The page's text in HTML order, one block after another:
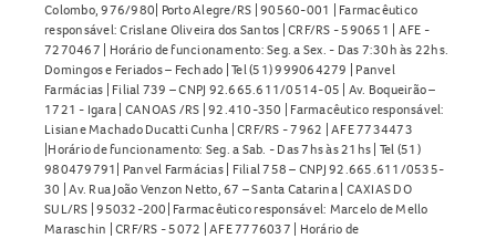
Colombo, 976/980| Porto Alegre/RS | 90560-001 | Farmacêutico
responsável: Crislane Oliveira dos Santos | CRF/RS - 590651 | AFE -
7270467 | Horário de funcionamento: Seg. a Sex. - Das 7:30h às 22hs.
Domingos e Feriados – Fechado | Tel (51) 999064279 | Panvel
Farmácias | Filial 739 – CNPJ 92.665.611/0514-05 | Av. Boqueirão –
1721 - Igara | CANOAS /RS | 92.410-350 | Farmacêutico responsável:
Lisiane Machado Ducatti Cunha | CRF/RS - 7962 | AFE 7734473
|Horário de funcionamento: Seg. a Sab. - Das 7hs às 21hs | Tel (51)
980479791| Panvel Farmácias | Filial 758 – CNPJ 92.665.611/0535-
30 | Av. Rua João Venzon Netto, 67 – Santa Catarina | CAXIAS DO
SUL/RS | 95032-200| Farmacêutico responsável: Marcelo de Mello
Maraschin | CRF/RS - 5072 | AFE 7776037 | Horário de